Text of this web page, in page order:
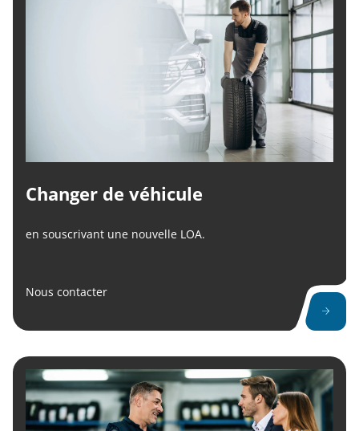
Changer de véhicule
en souscrivant une nouvelle LOA.
Nous contacter